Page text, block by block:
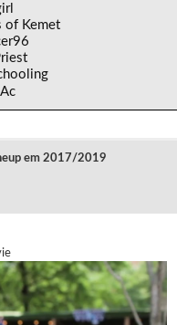
of Kemet
em 2017/2019